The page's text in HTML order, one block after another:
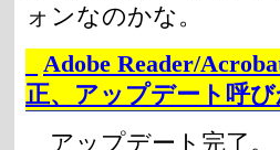
ォンなのかな。
Adobe Reader/
正、アップデート呼
アップデート完了。